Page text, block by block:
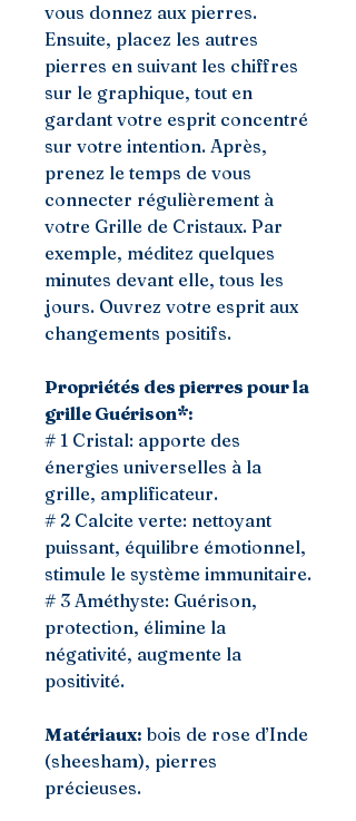
vous donnez aux pierres.
Ensuite, placez les autres
pierres en suivant les chiffres
sur le graphique, tout en
gardant votre esprit concentré
sur votre intention. Après,
prenez le temps de vous
connecter régulièrement à
votre Grille de Cristaux. Par
exemple, méditez quelques
minutes devant elle, tous les
jours. Ouvrez votre esprit aux
changements positifs.
Propriétés des pierres pour la
grille Guérison*:
# 1 Cristal: apporte des
énergies universelles à la
grille, amplificateur.
# 2 Calcite verte: nettoyant
puissant, équilibre émotionnel,
stimule le système immunitaire.
# 3 Améthyste: Guérison,
protection, élimine la
négativité, augmente la
positivité.
Matériaux: bois de rose d’Inde
(sheesham), pierres
précieuses.